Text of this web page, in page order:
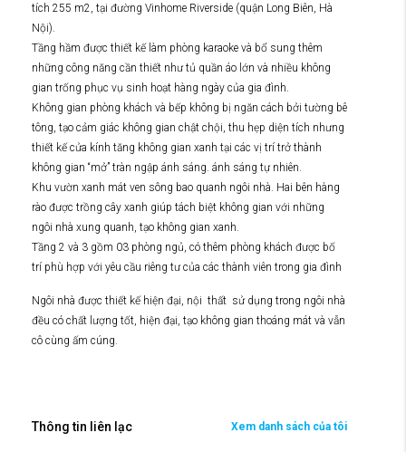
tích 255 m2, tại đường Vinhome Riverside (quận Long Biên, Hà
Nội).
Tầng hầm được thiết kế làm phòng karaoke và bổ sung thêm
những công năng cần thiết như tủ quần áo lớn và nhiều không
gian trống phục vụ sinh hoạt hàng ngày của gia đình.
Không gian phòng khách và bếp không bị ngăn cách bởi tường bê
tông, tạo cảm giác không gian chật chội, thu hẹp diện tích nhưng
thiết kế cửa kính tăng không gian xanh tại các vị trí trở thành
không gian “mở” tràn ngập ánh sáng. ánh sáng tự nhiên.
Khu vườn xanh mát ven sông bao quanh ngôi nhà. Hai bên hàng
rào được trồng cây xanh giúp tách biệt không gian với những
ngôi nhà xung quanh, tạo không gian xanh.
Tầng 2 và 3 gồm 03 phòng ngủ, có thêm phòng khách được bố
trí phù hợp với yêu cầu riêng tư của các thành viên trong gia đình
Ngôi nhà được thiết kế hiện đại, nội thất sử dụng trong ngôi nhà
đều có chất lượng tốt, hiện đại, tạo không gian thoáng mát và vẫn
cô cùng ấm cúng.
Thông tin liên lạc Xem danh sách của tôi